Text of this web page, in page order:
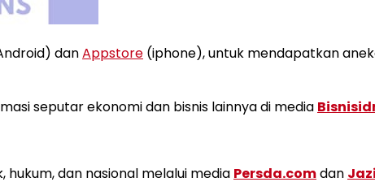
danAppstore (iphone), untuk mendapatkan
seputar ekonomi dan bisnis lainnya di media
dan nasional melalui media Persda.comdan